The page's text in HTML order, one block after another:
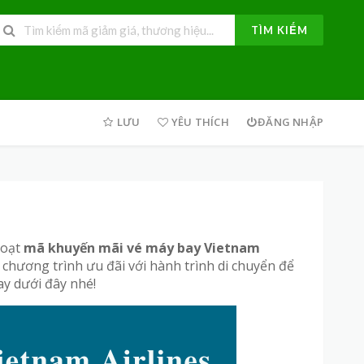
TÌM KIẾM
LƯU YÊU THÍCH ĐĂNG NHẬP
mã khuyến mãi vé máy bay Vietnam
trình ưu đãi với hành trình di chuyển để
dưới đây nhé!